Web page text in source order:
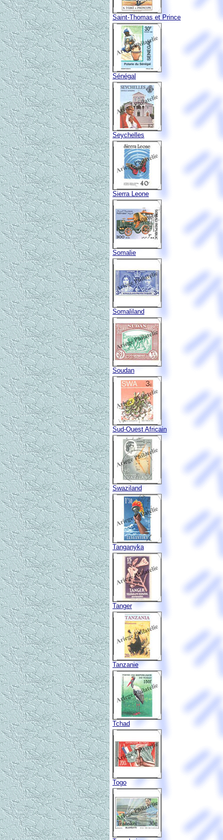
Saint-Thomas et Prince
Sénégal
Seychelles
Sierra Leone
Somalie
Somaliland
Soudan
Sud-Ouest Africain
Swaziland
Tanganyka
Tanger
Tanzanie
Tchad
Togo